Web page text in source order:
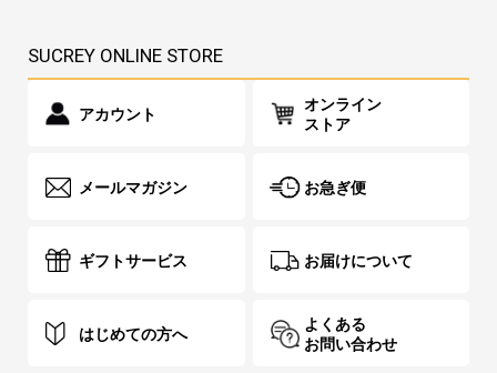
SUCREY ONLINE STORE
アカウント
オンライン
ストア
メールマガジン お急ぎ便
ギフトサービス お届けについて
はじめての方へ
よくある
お問い合わせ